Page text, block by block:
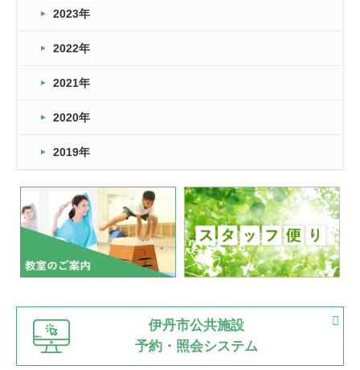
卒業・卒園の季節★
2026.03.11
緑ケ丘体育館
2022.11.03
緑ケ丘体育館
いたっぼーる大会☆彡
緑ケ丘体育館
2022.07.03
市内総合体育大会が開始
緑ケ丘体育館 猪名川運動広場
古池運動広場
2022.06.12
県知事杯争奪バレーボール大会が開催
緑ケ丘体育館
2023年
2022年
2021年
2020年
2019年
伊丹市公共施設
予約・照会システム